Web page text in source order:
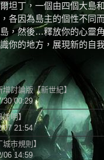
坦丁，一個由四個大島
各因為島主的個性不同
，然後…釋放你的心靈
你的地方，展現新的自
增討論版【新世紀】
30 00:29
說明】
07 21:54
城市規則】
06 14:59